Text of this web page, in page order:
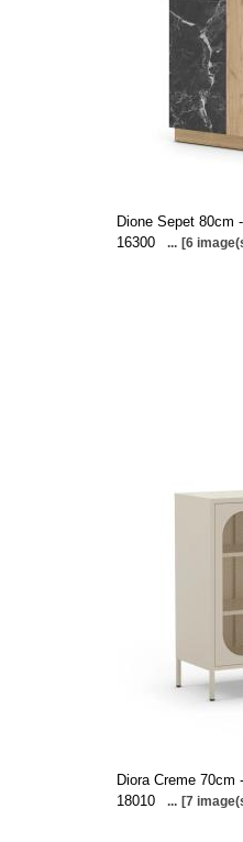
Dione Sepet 80cm -
16300
... [6
Diora Creme 70cm -
18010
... [7